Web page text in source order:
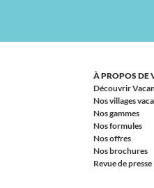
À PROPOS DE
Découvrir
Nos villages
Nos gammes
Nos formules
Nos offres
Nos brochures
Revue de presse